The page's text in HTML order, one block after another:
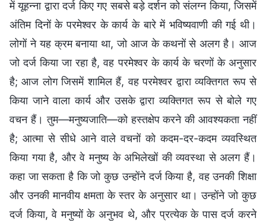
में यूहन्ना द्वारा दर्ज किए गए सबसे बड़े दर्शन को संलग्न किया, जिसमें
अंतिम दिनों के परमेश्वर के कार्य के बारे में भविष्यवाणी की गई थी।
लोगों ने यह क्रम बनाया था, जो आज के कथनों से अलग है। आज
जो दर्ज किया जा रहा है, वह परमेश्वर के कार्य के चरणों के अनुसार
है; आज लोग जिसमें शामिल हैं, वह परमेश्वर द्वारा व्यक्तिगत रूप से
किया जाने वाला कार्य और उसके द्वारा व्यक्तिगत रूप से बोले गए
वचन हैं। तुम—मनुष्यजाति—को हस्तक्षेप करने की आवश्यकता नहीं
है; आत्मा से सीधे आने वाले वचनों को कदम-दर-कदम व्यवस्थित
किया गया है, और वे मनुष्य के अभिलेखों की व्यवस्था से अलग हैं।
कहा जा सकता है कि जो कुछ उन्होंने दर्ज किया है, वह उनकी शिक्षा
और उनकी मानवीय क्षमता के स्तर के अनुसार था। उन्होंने जो कुछ
दर्ज किया, वे मनुष्यों के अनुभव थे, और प्रत्येक के पास दर्ज करने